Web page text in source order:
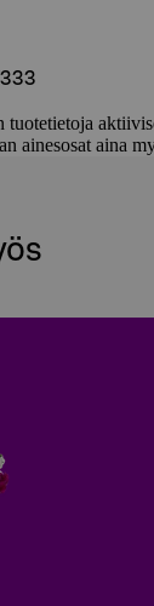
tuotetietoja
ainesosat aina